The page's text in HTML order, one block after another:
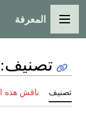
القائمة الرئيسية
المعرفة
تصنيف:
تصنيف ناقش هذه